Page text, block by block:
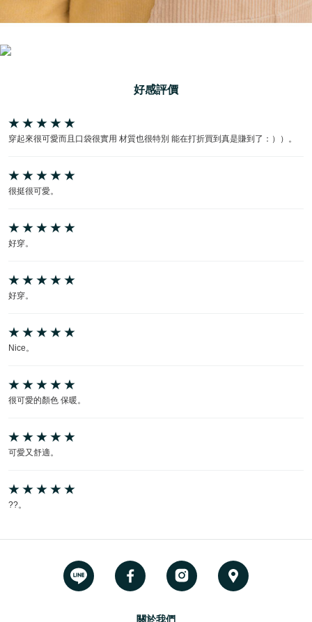
好感評價
穿起來很可愛而且口袋很實用 材質也很特別 能在打折買到真是賺到了：））。
很挺很可愛。
好穿。
好穿。
Nice。
很可愛的顏色 保暖。
可愛又舒適。
??。
關於我們